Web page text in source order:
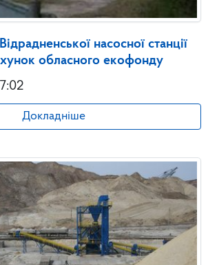
насосної станції
обласного екофонду
Докладніше